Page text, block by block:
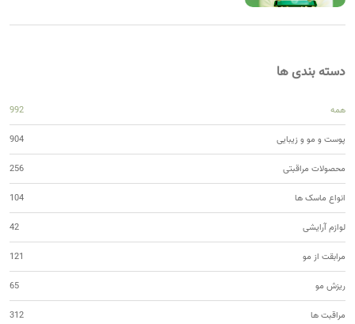
دسته بندی ها
همه 992
پوست و مو و زیبایی 904
محصولات مراقبتی 256
انواع ماسک ها 104
لوازم آرایشی 42
مرابقت از مو 121
ریزش مو 65
مراقبت ها 312